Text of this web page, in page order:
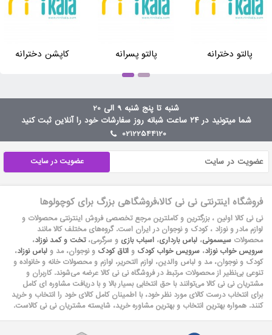
کاپشن دخترانه پالتو پسرانه پالتو دخترانه
شنبه تا پنج شنبه 9 الی 20
شما میتونید در ۲۴ ساعت شبانه روز سفارشات خود را آنلاین ثبت کنید
02122544120
عضویت در سایت
فروشگاه اینترنتی نی نی کالا،فروشگاهی بزرگ برای کوچولوها
نی نی کالا اولین ، بزرگترین و کاملترین مرجع تخصصی فروش اینترنتی محصولات و
لوازم مادر و نوزاد ، کودک و نوجوان در ایران است. گروه‏‏‌های مختلف کالا مانند
محصولات سیسمونی، لباس بارداری، اسباب بازی و سرگرمی،تخت و کمد نوزاد،
سرویس خواب نوزاد، سرویس خواب کودک و اتاق کودک و نوجوان، مد و لباس نوزاد،
کودک و نوجوان، مد و لباس والدین، لوازم التحریر، لوازم و محصولات خانه و خانواده و
تنوعی بی‌نظیر از محصولات مرتبط در فروشگاه نی نی کالا عرضه می‏‏‏‌شوند. کاربران و
مشتریان نی نی‌ کالا می‏‏‌توانند با حق انتخابی بسیار بالا و با دریافت مشاوره ای کامل
برای انتخاب درست کالای مورد نظر خود، با اطمینان کامل کالای خود را انتخاب و خرید
کنند. همواره بهترین انتخاب و بهترین مشاوره خرید، شایسته مشتریان نی نی کالاست.